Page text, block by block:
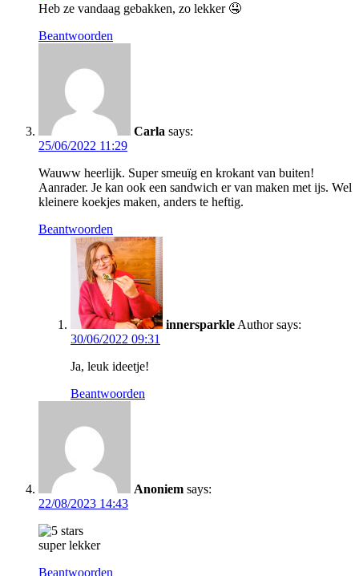
Heb ze vandaag gebakken, zo lekker 🤤
Beantwoorden
Carla says:
25/06/2022 11:29
Wauww heerlijk. Super smeuïg en krokant van buiten!
Aanrader. Je kan ook een sandwich er van maken met ijs. Wel
kleinere koekjes maken, anders te heftig.
Beantwoorden
innersparkle Author says:
30/06/2022 09:31
Ja, leuk ideetje!
Beantwoorden
Anoniem says:
22/08/2023 14:43
super lekker
Beantwoorden